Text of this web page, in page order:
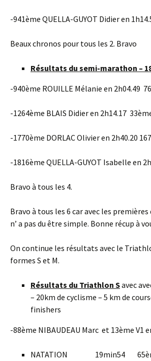
-941ème QUELLA-GUYOT Didier en
Beaux chronos pour tous les 2. Bravo
Résultats du semi-marathon –
-940ème ROUILLE Mélanie en 2h04.49
-1264ème BLAIS Didier en 2h14.17
-1770ème DORLAC Olivier en 2h40.20
-1816ème QUELLA-GUYOT Isabelle en
Bravo à tous les 4.
Bravo à tous les 6 car avec les
n’ a pas du être simple. Bonne récup à
On continue les résultats avec le
formes S et M.
Résultats du Triathlon Savec
– 20km de cyclisme – 5 km de
finishers
-88ème NIBAUDEAU Marc et 13ème V1
NATATION 19min54